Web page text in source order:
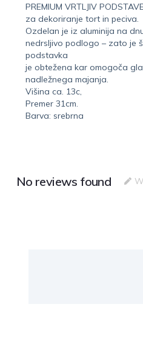
PREMIUM VRTLJIV
za dekoriranje tort in peciva.
Ozdelan je iz aluminija na
nedrsljivo podlogo – zato je
podstavka
je obtežena kar omogoča
nadležnega majanja.
Višina ca. 13c,
Premer 31cm.
Barva: srebrna
No reviews found